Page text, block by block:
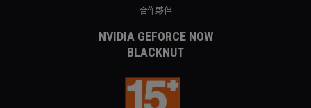
合作夥伴
NVIDIA GEFORCE NOW
BLACKNUT